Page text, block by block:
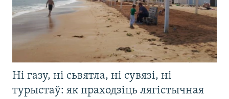
Ні газу, ні сьвятла, ні сувязі, ні
турыстаў: як праходзіць лягістычная